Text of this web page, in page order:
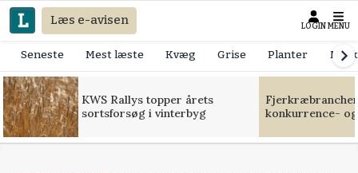
Læs e-avisen LOGIN MENU
Seneste Mest læste Kvæg Grise Planter
KWS Rallys topper årets
sortsforsøg i vinterbyg
konkurrence-